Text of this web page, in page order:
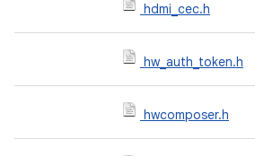
hdmi_cec.h
hw_auth_token.h
hwcomposer.h